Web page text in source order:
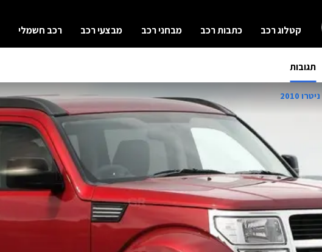
קטלוג רכב כתבות רכב מבחני רכב מבצעי רכב רכב חשמלי
תגובות
2010